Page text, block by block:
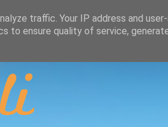
traffic. Your IP address and
to ensure quality of service,